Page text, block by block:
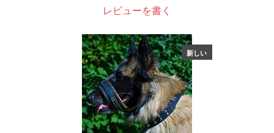
レビューを書く
新しい